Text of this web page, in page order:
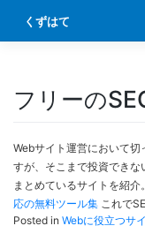
content
くずはて
フリーの
Webサイト運営において切
すが、そこまで投資でき
まとめているサイトを紹介
応の無料ツール集 これで
Posted in Webに役立つサ